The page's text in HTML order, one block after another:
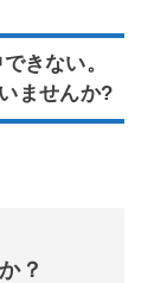
きない。
ませんか?
？